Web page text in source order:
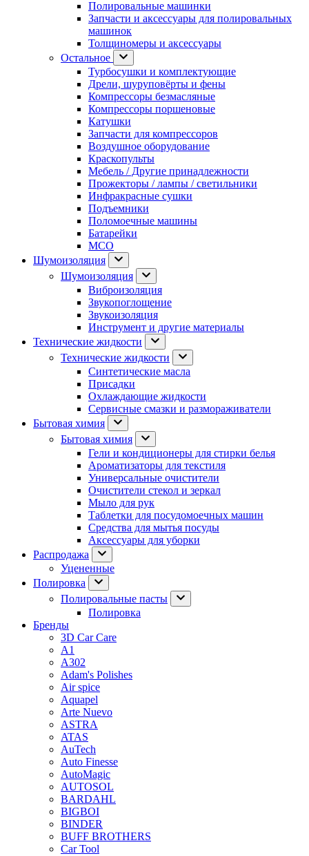
Полировальные машинки
Запчасти и аксессуары для полировальных
машинок
Толщиномеры и аксессуары
Остальное
Турбосушки и комплектующие
Дрели, шуруповёрты и фены
Компрессоры безмасляные
Компрессоры поршеновые
Катушки
Запчасти для компрессоров
Воздушное оборудование
Краскопульты
Мебель / Другие принадлежности
Прожекторы / лампы / светильники
Инфракрасные сушки
Подъемники
Поломоечные машины
Батарейки
МСО
Шумоизоляция
Шумоизоляция
Виброизоляция
Звукопоглощение
Звукоизоляция
Инструмент и другие материалы
Технические жидкости
Технические жидкости
Синтетические масла
Присадки
Охлаждающие жидкости
Сервисные смазки и размораживатели
Бытовая химия
Бытовая химия
Гели и кондиционеры для стирки белья
Ароматизаторы для текстиля
Универсальные очистители
Очистители стекол и зеркал
Мыло для рук
Таблетки для посудомоечных машин
Средства для мытья посуды
Аксессуары для уборки
Распродажа
Уцененные
Полировка
Полировальные пасты
Полировка
Бренды
3D Car Care
A1
A302
Adam's Polishes
Air spice
Aquapel
Arte Nuevo
ASTRA
ATAS
AuTech
Auto Finesse
AutoMagic
AUTOSOL
BARDAHL
BIGBOI
BINDER
BUFF BROTHERS
Car Tool